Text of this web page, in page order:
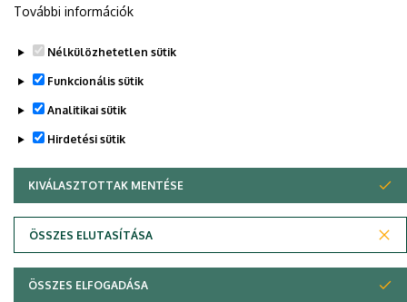
További információk
Nélkülözhetetlen sütik
Funkcionális sütik
Analitikai sütik
Hirdetési sütik
KIVÁLASZTOTTAK MENTÉSE
ÖSSZES ELUTASÍTÁSA
WITHDRAW CONSENT
ÖSSZES ELFOGADÁSA